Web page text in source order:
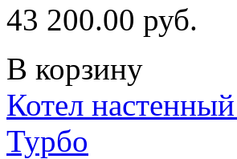
43 200.00 руб.
В корзину
Котел
Турбо